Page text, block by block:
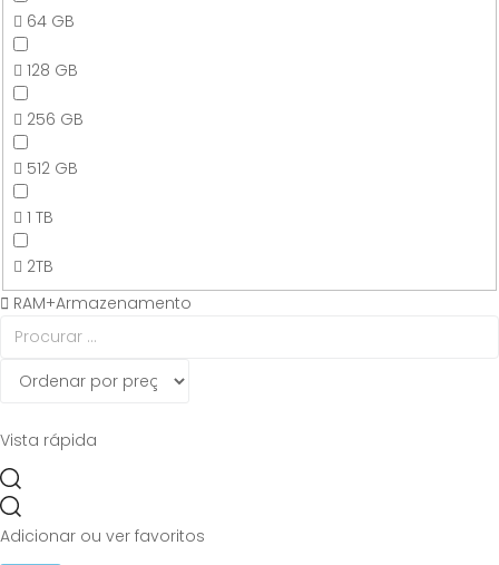
64 GB
128 GB
256 GB
512 GB
1 TB
2TB
RAM+Armazenamento
Vista rápida
Adicionar ou ver favoritos